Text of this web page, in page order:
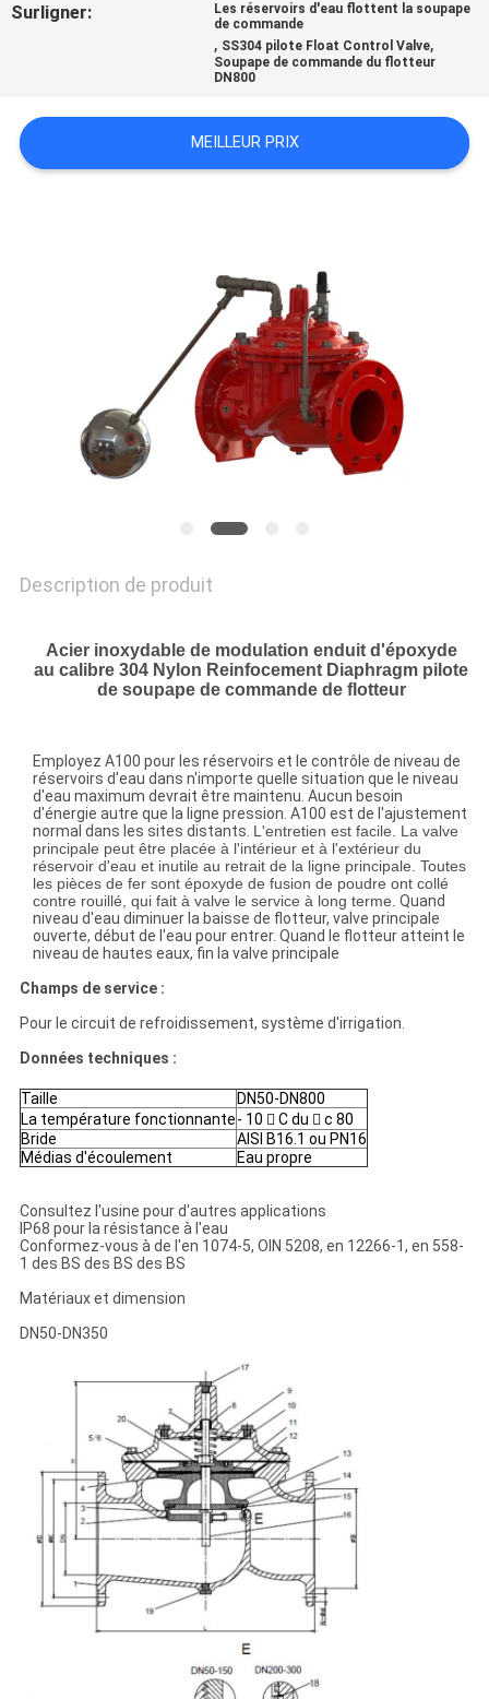
BLOGS
POLITIQUE
Surligner:
Les réservoirs d'eau flottent la soupape
de commande
, SS304 pilote Float Control Valve,
Soupape de commande du flotteur
DN800
MEILLEUR PRIX
Description de produit
Acier inoxydable de modulation enduit d'époxyde
au calibre 304 Nylon Reinfocement Diaphragm pilote
de soupape de commande de flotteur
Employez A100 pour les réservoirs et le contrôle de niveau de
réservoirs d'eau dans n'importe quelle situation que le niveau
d'eau maximum devrait être maintenu. Aucun besoin
d'énergie autre que la ligne pression. A100 est de l'ajustement
normal dans les sites distants. L'entretien est facile. La valve
principale peut être placée à l'intérieur et à l'extérieur du
réservoir d'eau et inutile au retrait de la ligne principale. Toutes
les pièces de fer sont époxyde de fusion de poudre ont collé
contre rouillé, qui fait à valve le service à long terme. Quand
niveau d'eau diminuer la baisse de flotteur, valve principale
ouverte, début de l'eau pour entrer. Quand le flotteur atteint le
niveau de hautes eaux, fin la valve principale
Champs de service :
Pour le circuit de refroidissement, système d'irrigation.
Données techniques :
Taille
DN50-DN800
La température fonctionnante- 10  C du  c 80
Bride
AISI B16.1 ou PN16
Médias d'écoulement
Eau propre
Consultez l'usine pour d'autres applications
IP68 pour la résistance à l'eau
Conformez-vous à de l'en 1074-5, OIN 5208, en 12266-1, en 558-
1 des BS des BS des BS
Matériaux et dimension
DN50-DN350